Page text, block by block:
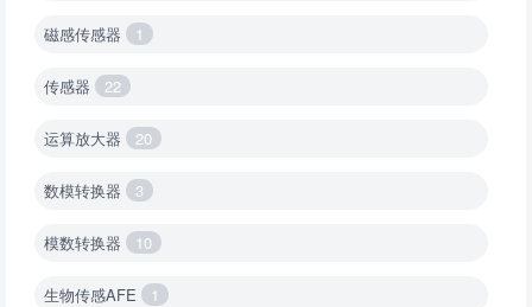
磁感传感器 1
传感器 22
运算放大器 20
数模转换器 3
模数转换器 10
生物传感AFE 1